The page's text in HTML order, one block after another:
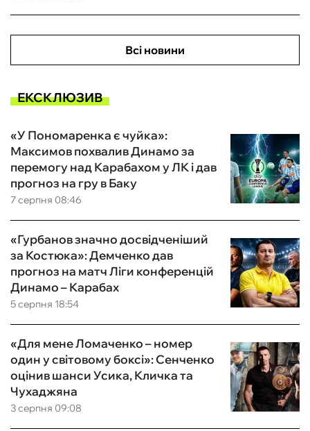
Всі новини
ЕКСКЛЮЗИВ
7 серпня 08:46
«У Пономаренка є чуйка»:
Максимов похвалив Динамо за
перемогу над Карабахом у ЛК і дав
прогноз на гру в Баку
5 серпня 18:54
«Гурбанов значно досвідченіший
за Костюка»: Демченко дав
прогноз на матч Ліги конференцій
Динамо – Карабах
3 серпня 09:08
«Для мене Ломаченко – номер
один у світовому боксі»: Сенченко
оцінив шанси Усика, Кличка та
Чухаджяна